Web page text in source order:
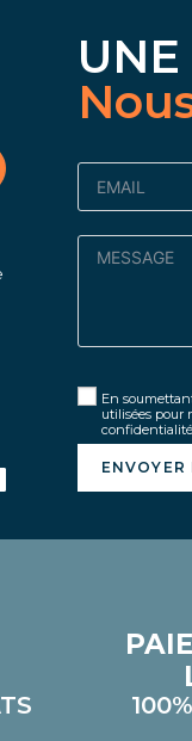
En
utilisées pour
ENVOYER